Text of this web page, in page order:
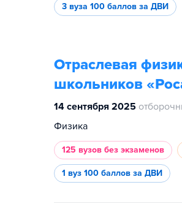
3 вуза 100 баллов за ДВИ
Отраслевая
школьников
14 сентября 2025
Физика
125 вузов без экзаменов
1 вуз 100 баллов за ДВИ